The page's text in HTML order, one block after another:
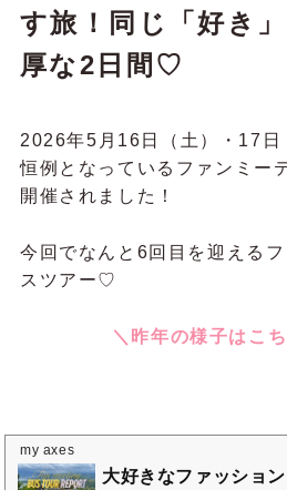
す旅！同じ「好き
厚な2日間♡
2026年5月16日（土）・17日
恒例となっているファンミー
開催されました！
今回でなんと6回目を迎える
スツアー♡
＼昨年の様子はこ
my axes
大好きなファッショ